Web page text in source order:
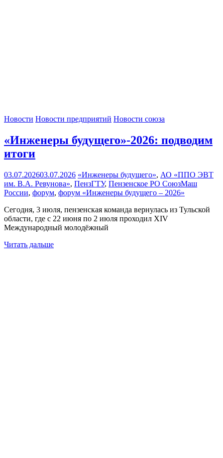
Новости Новости предприятий Новости союза
«Инженеры будущего»-2026: подводим
итоги
03.07.202603.07.2026 «Инженеры будущего», АО «ППО ЭВТ
им. В.А. Ревунова», ПензГТУ, Пензенское РО СоюзМаш
России, форум, форум «Инженеры будущего – 2026»
Сегодня, 3 июля, пензенская команда вернулась из Тульской
области, где с 22 июня по 2 июля проходил XIV
Международный молодёжный
Читать дальше